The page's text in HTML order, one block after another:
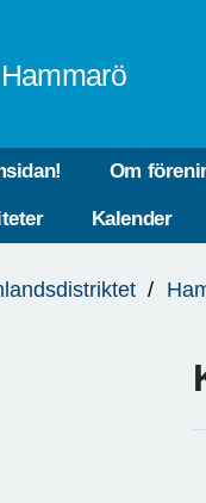
Hammarö
Om
Kalender